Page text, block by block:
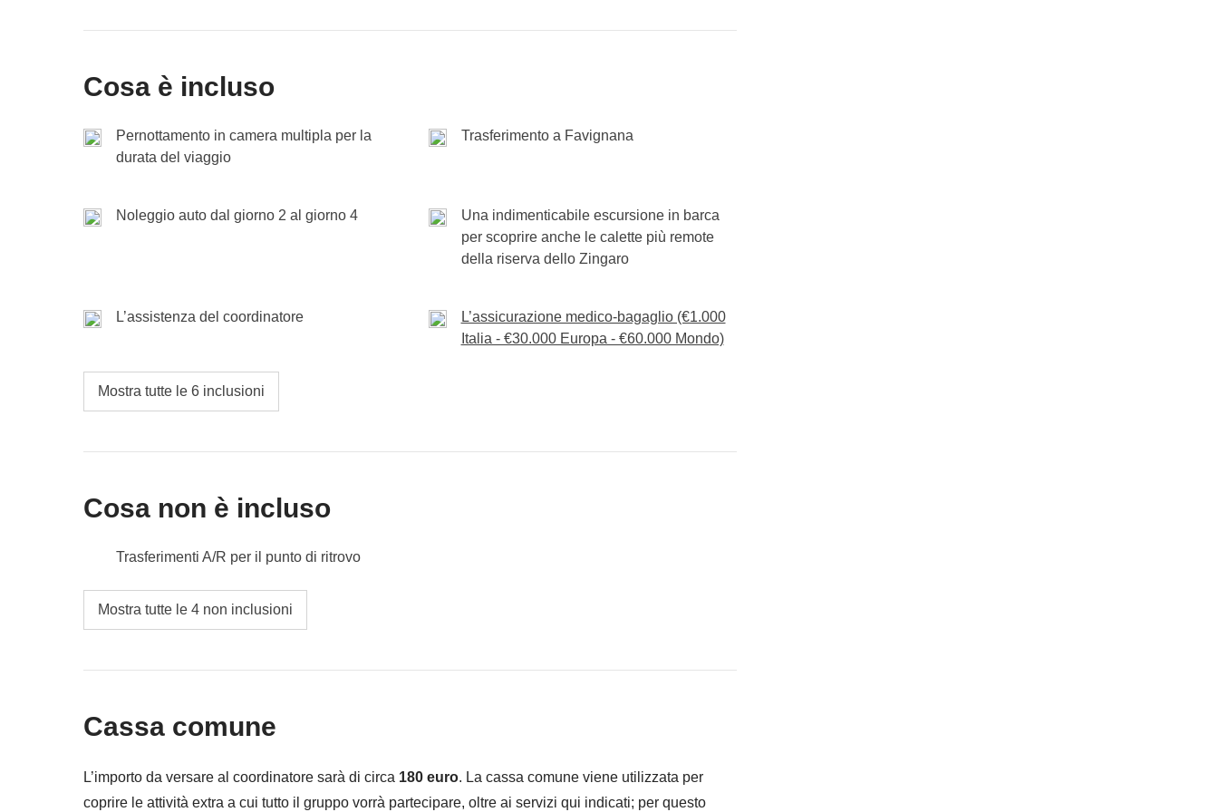
Non incluso:pasti e bevande
Non incluso:pasti e bevande
Fine dei servizi di WeRoad. N.B. Il programma del tour potrebbe subire variazioni, rispetto a quanto
scioperi, ecc.).
Cosa è incluso
Pernottamento in camera multipla per la
durata del viaggio
Trasferimento a Favignana
Noleggio auto dal giorno 2 al giorno 4
Una indimenticabile escursione in barca
per scoprire anche le calette più remote
della riserva dello Zingaro
L’assistenza del coordinatore
L’assicurazione medico-bagaglio (€1.000
Italia - €30.000 Europa - €60.000 Mondo)
Mostra tutte le 6 inclusioni
Cosa non è incluso
Trasferimenti A/R per il punto di ritrovo
Pasti e bevande dove non indicato
Tutto ciò che non è menzionato nella sezione "Cosa è incluso"
Mostra tutte le 4 non inclusioni
Cassa comune
L’importo da versare al coordinatore sarà di circa 180 euro. La cassa comune viene utilizzata per
coprire le attività extra a cui tutto il gruppo vorrà partecipare, oltre ai servizi qui indicati; per questo